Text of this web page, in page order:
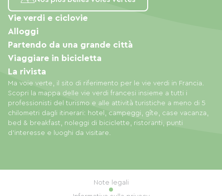
Ma voie verte, il sito di riferimento per le vie verdi in Francia.
Scopri la mappa delle vie verdi francesi insieme a tutti i
professionisti del turismo e alle attività turistiche a meno di 5
chilometri dagli itinerari: hotel, campeggi, gîte, case vacanza,
bed & breakfast, noleggi di biciclette, ristoranti, punti
d'interesse e luoghi da visitare.
Vie verdi e ciclovie
Alloggi
Partendo da una grande città
Viaggiare in bicicletta
La rivista
Note legali